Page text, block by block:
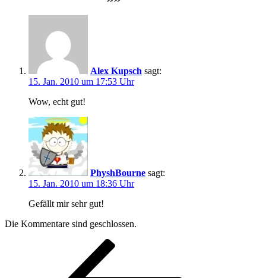
Alex Kupsch sagt:
15. Jan. 2010 um 17:53 Uhr
Wow, echt gut!
PhyshBourne sagt:
15. Jan. 2010 um 18:36 Uhr
Gefällt mir sehr gut!
Die Kommentare sind geschlossen.
Beitragsnavigation